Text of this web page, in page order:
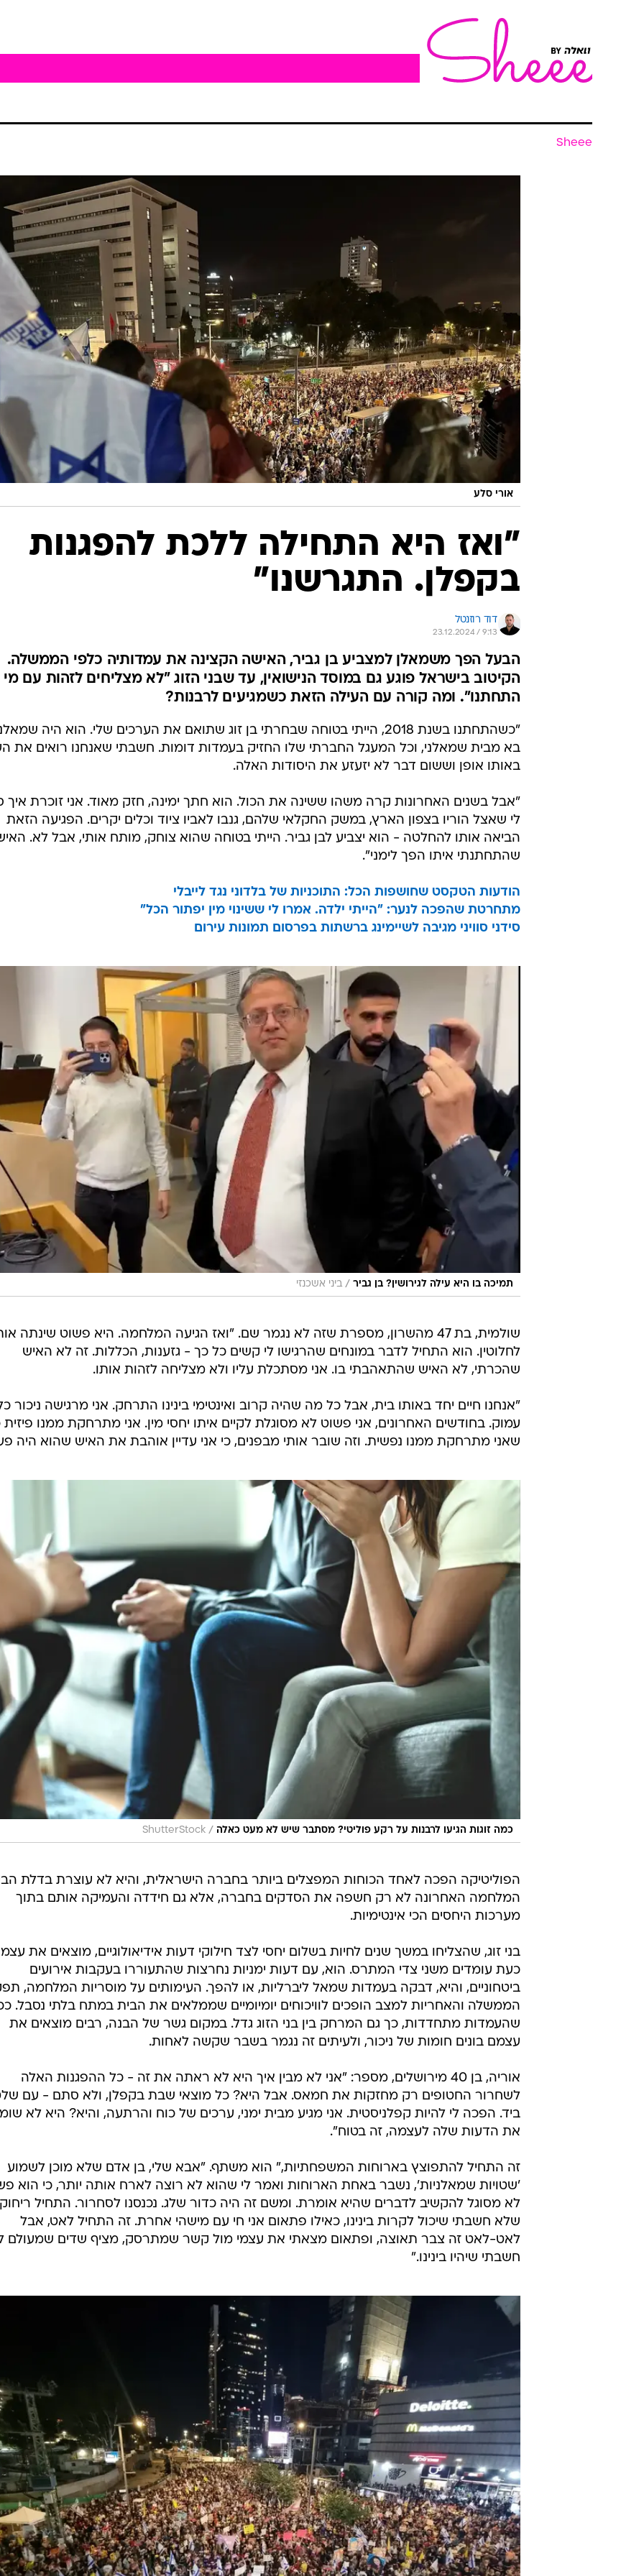
Sheee
אורי סלע
"ואז היא התחילה ללכת להפגנות
בקפלן. התגרשנו"
דוד רוזנטל
23.12.2024 / 9:13
הבעל הפך משמאלן למצביע בן גביר, האישה הקצינה את עמדותיה כלפי הממשלה.
הקיטוב בישראל פוגע גם במוסד הנישואין, עד שבני הזוג "לא מצליחים לזהות עם מי
התחתנו". ומה קורה עם העילה הזאת כשמגיעים לרבנות?
"כשהתחתנו בשנת 2018, הייתי בטוחה שבחרתי בן זוג שתואם את הערכים שלי. הוא היה
בא מבית שמאלני, וכל המעגל החברתי שלו החזיק בעמדות דומות. חשבתי שאנחנו רואים את
באותו אופן וששום דבר לא יזעזע את היסודות האלה.
"אבל בשנים האחרונות קרה משהו ששינה את הכול. הוא חתך ימינה, חזק מאוד. אני זוכרת איך
לי שאצל הוריו בצפון הארץ, במשק החקלאי שלהם, גנבו לאביו ציוד וכלים יקרים. הפגיעה הזאת
הביאה אותו להחלטה - הוא יצביע לבן גביר. הייתי בטוחה שהוא צוחק, מותח אותי, אבל לא.
שהתחתנתי איתו הפך לימני".
הודעות הטקסט שחושפות הכל: התוכניות של בלדוני נגד לייבלי
מתחרטת שהפכה לנער: "הייתי ילדה. אמרו לי ששינוי מין יפתור הכל"
סידני סוויני מגיבה לשיימינג ברשתות בפרסום תמונות עירום
תמיכה בו היא עילה לגירושין? בן גביר / ביני אשכנזי
שולמית, בת 47 מהשרון, מספרת שזה לא נגמר שם. "ואז הגיעה המלחמה. היא פשוט שינתה
לחלוטין. הוא התחיל לדבר במונחים שהרגישו לי קשים כל כך - גזענות, הכללות. זה לא האיש
שהכרתי, לא האיש שהתאהבתי בו. אני מסתכלת עליו ולא מצליחה לזהות אותו.
"אנחנו חיים יחד באותו בית, אבל כל מה שהיה קרוב ואינטימי בינינו התרחק. אני מרגישה ניכור
עמוק. בחודשים האחרונים, אני פשוט לא מסוגלת לקיים איתו יחסי מין. אני מתרחקת ממנו פיזית
שאני מתרחקת ממנו נפשית. וזה שובר אותי מבפנים, כי אני עדיין אוהבת את האיש שהוא היה
כמה זוגות הגיעו לרבנות על רקע פוליטי? מסתבר שיש לא מעט כאלה /
ShutterStock
הפוליטיקה הפכה לאחד הכוחות המפצלים ביותר בחברה הישראלית, והיא לא עוצרת בדלת
המלחמה האחרונה לא רק חשפה את הסדקים בחברה, אלא גם חידדה והעמיקה אותם בתוך
מערכות היחסים הכי אינטימיות.
בני זוג, שהצליחו במשך שנים לחיות בשלום יחסי לצד חילוקי דעות אידיאולוגיים, מוצאים את
כעת עומדים משני צדי המתרס. הוא, עם דעות ימניות נחרצות שהתעוררו בעקבות אירועים
ביטחוניים, והיא, דבקה בעמדות שמאל ליברליות, או להפך. העימותים על מוסריות המלחמה,
הממשלה והאחריות למצב הופכים לוויכוחים יומיומיים שממלאים את הבית במתח בלתי נסבל.
שהעמדות מתחדדות, כך גם המרחק בין בני הזוג גדל. במקום גשר של הבנה, רבים מוצאים את
עצמם בונים חומות של ניכור, ולעיתים זה נגמר בשבר שקשה לאחות.
אוריה, בן 40 מירושלים, מספר: "אני לא מבין איך היא לא ראתה את זה - כל ההפגנות האלה
לשחרור החטופים רק מחזקות את חמאס. אבל היא? כל מוצאי שבת בקפלן, ולא סתם - עם
ביד. הפכה לי להיות קפלניסטית. אני מגיע מבית ימני, ערכים של כוח והרתעה, והיא? היא לא
את הדעות שלה לעצמה, זה בטוח".
זה התחיל להתפוצץ בארוחות המשפחתיות," הוא משתף. "אבא שלי, בן אדם שלא מוכן לשמוע
'שטויות שמאלניות', נשבר באחת הארוחות ואמר לי שהוא לא רוצה לארח אותה יותר, כי הוא
לא מסוגל להקשיב לדברים שהיא אומרת. ומשם זה היה כדור שלג. נכנסנו לסחרור. התחיל ריחוק
שלא חשבתי שיכול לקרות בינינו, כאילו פתאום אני חי עם מישהי אחרת. זה התחיל לאט, אבל
לאט-לאט זה צבר תאוצה, ופתאום מצאתי את עצמי מול קשר שמתרסק, מציף שדים שמעולם
חשבתי שיהיו בינינו."